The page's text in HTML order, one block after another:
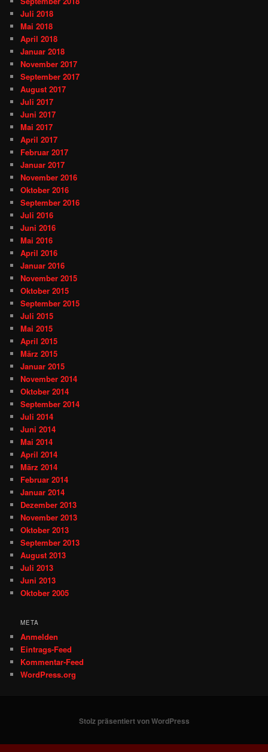
Juli 2018
Mai 2018
April 2018
Januar 2018
November 2017
September 2017
August 2017
Juli 2017
Juni 2017
Mai 2017
April 2017
Februar 2017
Januar 2017
November 2016
Oktober 2016
September 2016
Juli 2016
Juni 2016
Mai 2016
April 2016
Januar 2016
November 2015
Oktober 2015
September 2015
Juli 2015
Mai 2015
April 2015
März 2015
Januar 2015
November 2014
Oktober 2014
September 2014
Juli 2014
Juni 2014
Mai 2014
April 2014
März 2014
Februar 2014
Januar 2014
Dezember 2013
November 2013
Oktober 2013
September 2013
August 2013
Juli 2013
Juni 2013
Oktober 2005
META
Anmelden
Eintrags-Feed
Kommentar-Feed
WordPress.org
Stolz präsentiert von WordPress